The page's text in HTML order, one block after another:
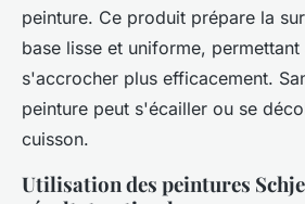
peinture. Ce produit prépare la
base lisse et uniforme,
s'accrocher plus efficacement.
peinture peut s'écailler ou se
cuisson.
Utilisation des peintures